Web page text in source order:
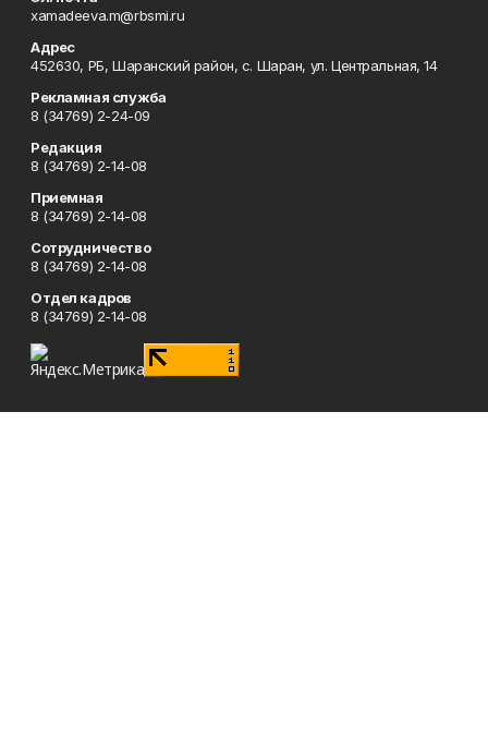
xamadeeva.m@rbsmi.ru
Адрес
452630, РБ, Шаранский район, с. Шаран, ул. Центральная, 14
Рекламная служба
8 (34769) 2-24-09
Редакция
8 (34769) 2-14-08
Приемная
8 (34769) 2-14-08
Сотрудничество
8 (34769) 2-14-08
Отдел кадров
8 (34769) 2-14-08